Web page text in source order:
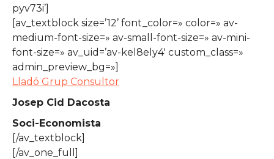
pyv73i’]
[av_textblock size=’12’ font_color=» color=» av-
medium-font-size=» av-small-font-size=» av-mini-
font-size=» av_uid=’av-kel8ely4′ custom_class=»
admin_preview_bg=»]
Lladó Grup Consultor
Josep Cid Dacosta
Soci-Economista
[/av_textblock]
[/av_one_full]